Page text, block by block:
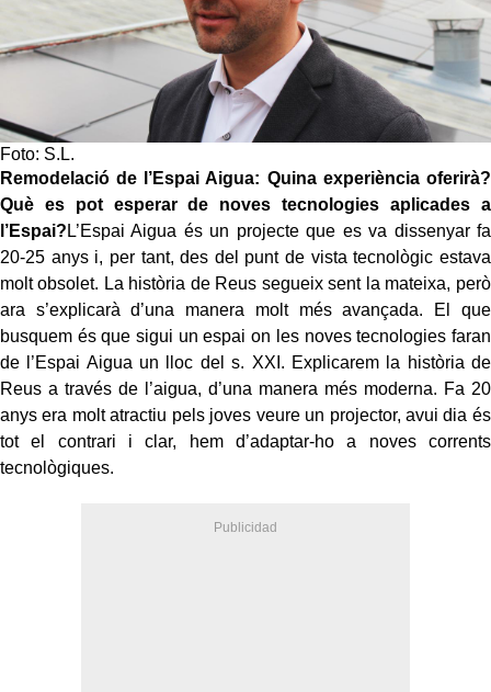
Foto: S.L.
Remodelació de l’Espai Aigua: Quina experiència oferirà?
Què es pot esperar de noves tecnologies aplicades a
l’Espai? L’Espai Aigua és un projecte que es va dissenyar fa
20-25 anys i, per tant, des del punt de vista tecnològic estava
molt obsolet. La història de Reus segueix sent la mateixa, però
ara s’explicarà d’una manera molt més avançada. El que
busquem és que sigui un espai on les noves tecnologies faran
de l’Espai Aigua un lloc del s. XXI. Explicarem la història de
Reus a través de l’aigua, d’una manera més moderna. Fa 20
anys era molt atractiu pels joves veure un projector, avui dia és
tot el contrari i clar, hem d’adaptar-ho a noves corrents
tecnològiques.